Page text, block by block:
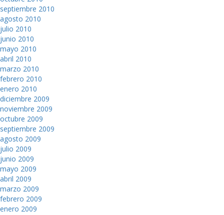
septiembre 2010
agosto 2010
julio 2010
junio 2010
mayo 2010
abril 2010
marzo 2010
febrero 2010
enero 2010
diciembre 2009
noviembre 2009
octubre 2009
septiembre 2009
agosto 2009
julio 2009
junio 2009
mayo 2009
abril 2009
marzo 2009
febrero 2009
enero 2009